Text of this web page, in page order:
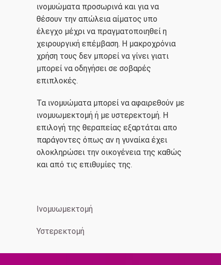
ινομυώματα προσωρινά και για να
θέσουν την απώλεια αίματος υπο
έλεγχο μέχρι να πραγματοποιηθεί η
χειρουργική επέμβαση. Η μακροχρόνια
χρήση τους δεν μπορεί να γίνει γιατι
μπορεί να οδηγήσει σε σοβαρές
επιπλοκές.
Τα ινομυώματα μπορεί να αφαιρεθούν με
ινομυωμεκτομή ή με υστερεκτομή. Η
επιλογή της θεραπείας εξαρτάται απο
παράγοντες όπως αν η γυναίκα έχει
ολοκληρώσει την οικογένεια της καθώς
και από τις επιθυμίες της.
Ινομυωμεκτομή
Υστερεκτομή